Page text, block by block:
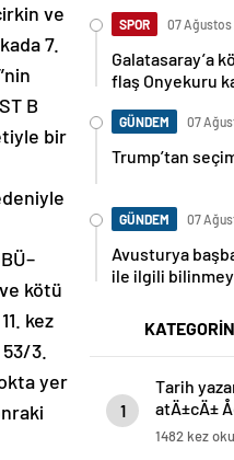
ve
7.
B
bir
kötü
kez
3.
yer
SPOR 07
Galatasaray’a
flaş Onyekuru
GÜNDEM 07
Trump’tan
GÜNDEM 07
Avusturya
ile ilgili
1
Tarih
atÄ±cÄ±
“2028 Los
1482 kez